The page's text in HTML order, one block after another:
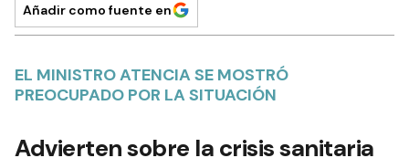
Añadir como fuente en
EL MINISTRO ATENCIA SE MOSTRÓ
PREOCUPADO POR LA SITUACIÓN
Advierten sobre la crisis sanitaria